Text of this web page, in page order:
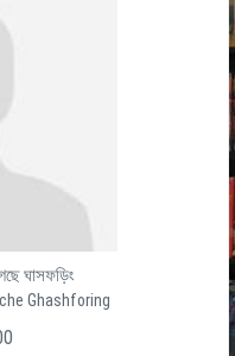
ঘাসফড়িং
Ghashforing